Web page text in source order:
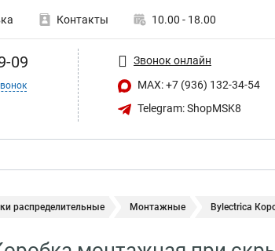
Контакты 10.00 - 18.00
09
Звонок онлайн
MAX: +7 (936) 132-34-54
Telegram: ShopMSK8
распределительные Монтажные Bylectrica